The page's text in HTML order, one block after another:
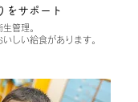
をサポート
管理。
しい給食があります。